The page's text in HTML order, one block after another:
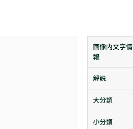
画像内文字情
報
解説
大分類
小分類